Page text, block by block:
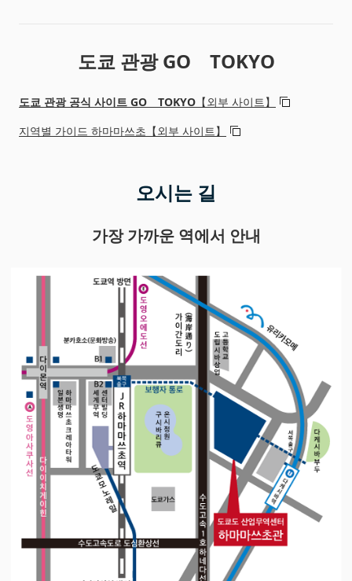
도쿄 관광 GO TOKYO
도쿄 관광 공식 사이트 GO TOKYO 【외부 사이트】
지역별 가이드 하마마쓰초【외부 사이트】
오시는 길
가장 가까운 역에서 안내